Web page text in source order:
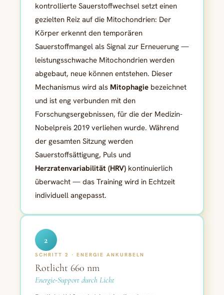
kontrollierte Sauerstoffwechsel setzt einen
gezielten Reiz auf die Mitochondrien: Der
Körper erkennt den temporären
Sauerstoffmangel als Signal zur Erneuerung —
leistungsschwache Mitochondrien werden
abgebaut, neue können entstehen. Dieser
Mechanismus wird als Mitophagiebezeichnet
und ist eng verbunden mit den
Forschungsergebnissen, für die der Medizin-
Nobelpreis 2019 verliehen wurde. Während
der gesamten Sitzung werden
Sauerstoffsättigung, Puls und
Herzratenvariabilität (HRV)kontinuierlich
überwacht — das Training wird in Echtzeit
individuell angepasst.
2
SCHRITT 2 · ENERGIE ANKURBELN
Rotlicht 660 nm
Energie-Support durch Licht